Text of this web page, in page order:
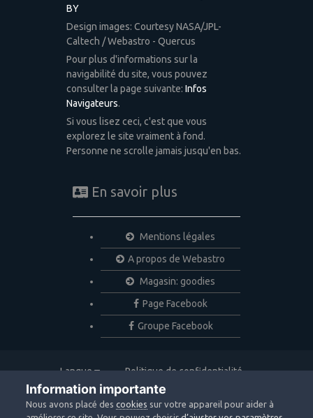
BY
Design images: Courtesy NASA/JPL-
Caltech / Webastro - Quercus
Pour plus d'informations sur la
navigabilité du site, vous pouvez
consulter la page suivante: Infos
Navigateurs.
Si vous lisez ceci, c'est que vous
explorez le site vraiment à fond.
Personne ne scrolle jamais jusqu'en bas.
En savoir plus
Mentions légales
A propos de Webastro
Magasin: goodies
Page Facebook
Groupe Facebook
Langue
Politique de confidentialité
Nous contacter
Copyright © 2020 Webastro
Powered by Invision Community
Information importante
Nous avons placé descookies sur votre appareil pour aider à